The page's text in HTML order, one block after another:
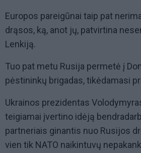
Europos pareigūnai taip pat
drąsos, ką, anot jų, patvirtina
Lenkiją.
Tuo pat metu Rusija permetė į
pėstininkų brigadas, tikėdamasi
Ukrainos prezidentas
teigiamai įvertino idėją
partneriais ginantis nuo Rusijos
vien tik NATO naikintuvų